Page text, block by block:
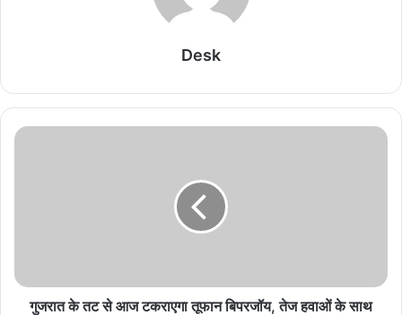
छत्तीसगढ़ में DFO ट्रांसफर की बड़ी सूची जारी, वन विभाग में
August 8, 2026
महतारी वंदन की 1,000 रुपये की मदद बनी प्रीति के
धमतरी में शव दफनाने को लेकर बवाल, हिंदू रीति-रिवाज से
Desk
गुजरात के तट से आज टकराएगा तूफान बिपरजॉय, तेज हवाओं के साथ